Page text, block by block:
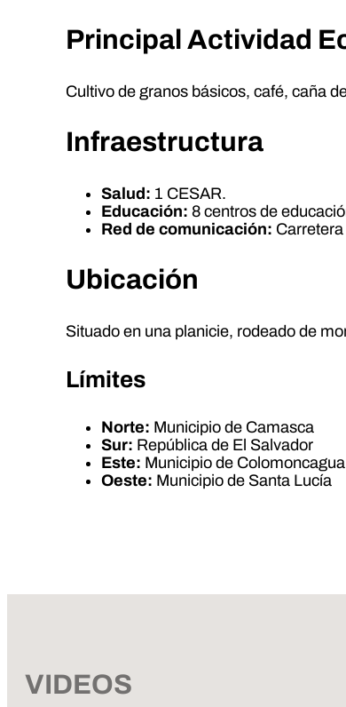
Principal Actividad
Cultivo de granos básicos, café, caña
Infraestructura
Salud: 1 CESAR.
Educación: 8 centros de
Red de comunicación:
Ubicación
Situado en una planicie, rodeado de
Límites
Norte: Municipio de Camasca
Sur: República de El Salvador
Este: Municipio de Colomoncagua
Oeste: Municipio de Santa Lucía
VIDEOS